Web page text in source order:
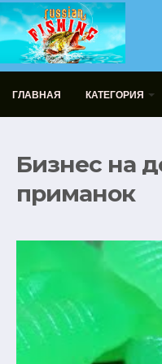
ГЛАВНАЯ КАТЕГОРИЯ
Бизнес на
приманок